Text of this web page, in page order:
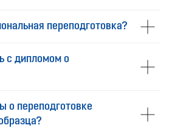
переподготовка?
с дипломом о
о переподготовке